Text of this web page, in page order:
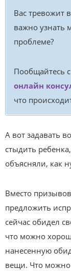
Вас тревожит
важно узнать
проблеме?
Пообщайтесь
онлайн
что
А вот задавать
стыдить
объясняли, как
Вместо
предложить
сейчас обидел
что можно
нанесенную
вещи. Что можно